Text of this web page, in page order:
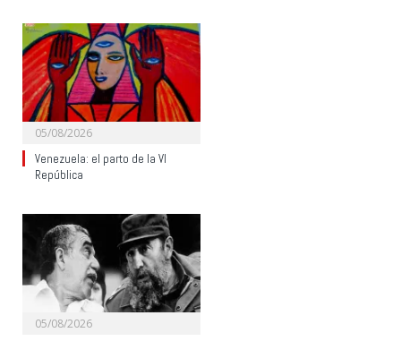
05/08/2026
Venezuela: el parto de la VI
República
05/08/2026